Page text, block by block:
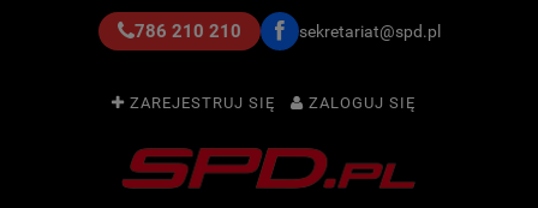
786 210 210 sekretariat@spd.pl
ZAREJESTRUJ SIĘ ZALOGUJ SIĘ